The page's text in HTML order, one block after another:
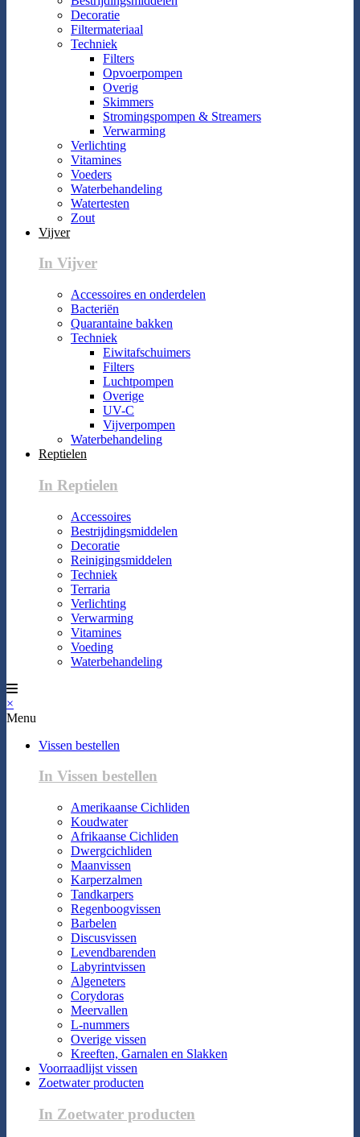
Decoratie
Filtermateriaal
Techniek
Filters
Opvoerpompen
Overig
Skimmers
Stromingspompen & Streamers
Verwarming
Verlichting
Vitamines
Voeders
Waterbehandeling
Watertesten
Zout
Vijver
In Vijver
Accessoires en onderdelen
Bacteriën
Quarantaine bakken
Techniek
Eiwitafschuimers
Filters
Luchtpompen
Overige
UV-C
Vijverpompen
Waterbehandeling
Reptielen
In Reptielen
Accessoires
Bestrijdingsmiddelen
Decoratie
Reinigingsmiddelen
Techniek
Terraria
Verlichting
Verwarming
Vitamines
Voeding
Waterbehandeling
×
Menu
Vissen bestellen
In Vissen bestellen
Amerikaanse Cichliden
Koudwater
Afrikaanse Cichliden
Dwergcichliden
Maanvissen
Karperzalmen
Tandkarpers
Regenboogvissen
Barbelen
Discusvissen
Levendbarenden
Labyrintvissen
Algeneters
Corydoras
Meervallen
L-nummers
Overige vissen
Kreeften, Garnalen en Slakken
Voorraadlijst vissen
Zoetwater producten
In Zoetwater producten